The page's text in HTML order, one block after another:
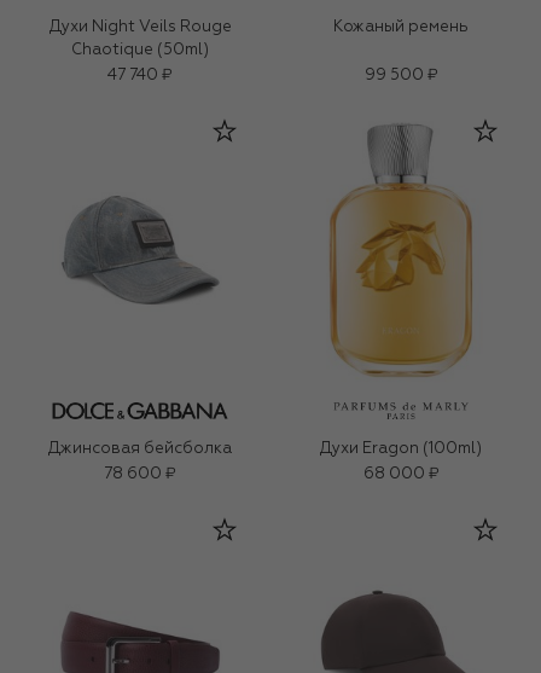
Духи Night Veils Rouge
Chaotique (50ml)
47 740 ₽
Кожаный ремень
99 500 ₽
Джинсовая бейсболка
78 600 ₽
Духи Eragon (100ml)
68 000 ₽